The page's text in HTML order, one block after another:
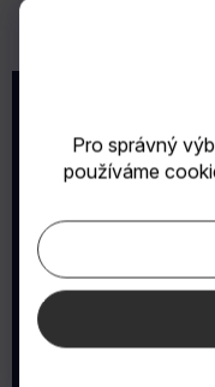
Pro správný
používáme
Rozdíl,
každé